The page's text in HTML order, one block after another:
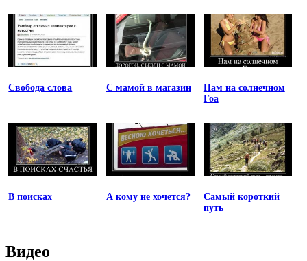
Свобода слова С мамой в магазин
Нам на солнечном
Гоа
В поисках А кому не хочется?
Самый короткий
путь
Видео